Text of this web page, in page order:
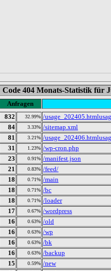
Code 404 Monats-Statistik für
Anfragen
832 32.99% /
84 3.33% /sitemap.xml
81 3.21% /
31 1.23% /wp-cron.php
23 0.91% /manifest.json
21 0.83% /feed/
18 0.71% /main
18 0.71% /bc
18 0.71% /loader
17 0.67% /wordpress
16 0.63% /old
16 0.63% /wp
16 0.63% /bk
16 0.63% /backup
15 0.59% /new